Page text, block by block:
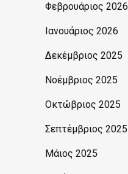
Φεβρουάριος 2026
Ιανουάριος 2026
Δεκέμβριος 2025
Νοέμβριος 2025
Οκτώβριος 2025
Σεπτέμβριος 2025
Μάιος 2025